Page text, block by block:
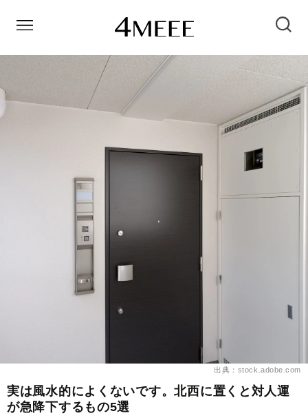
出典：stock.adobe.com
実は風水的によくないです。北西に置くと対人運
が急降下するもの5選